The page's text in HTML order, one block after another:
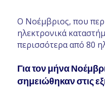
Ο Νοέμβριος, που
ηλεκτρονικά
περισσότερα από 80
Για τον μήνα
σημειώθηκαν στις